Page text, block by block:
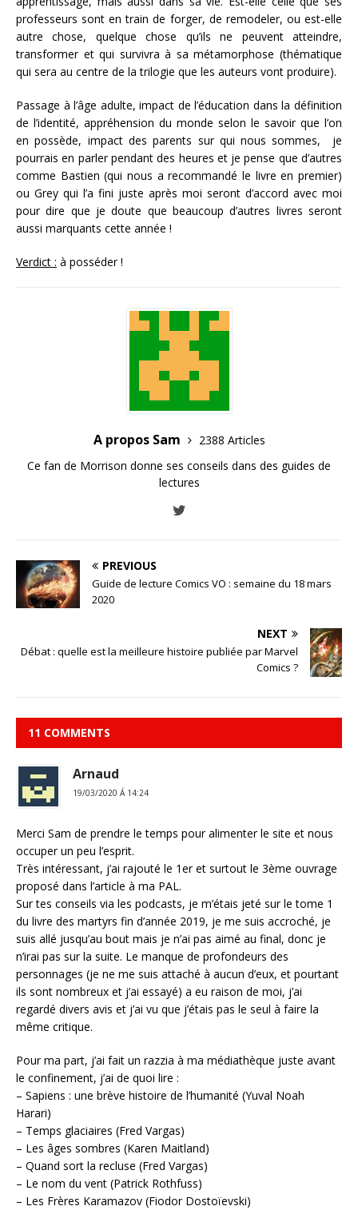
professeurs sont en train de forger, de remodeler, ou est-elle
autre chose, quelque chose qu’ils ne peuvent atteindre,
transformer et qui survivra à sa métamorphose (thématique
qui sera au centre de la trilogie que les auteurs vont produire).
Passage à l’âge adulte, impact de l’éducation dans la définition
de l’identité, appréhension du monde selon le savoir que l’on
en possède, impact des parents sur qui nous sommes, je
pourrais en parler pendant des heures et je pense que d’autres
comme Bastien (qui nous a recommandé le livre en premier)
ou Grey qui l’a fini juste après moi seront d’accord avec moi
pour dire que je doute que beaucoup d’autres livres seront
aussi marquants cette année !
Verdict : à posséder !
A propos Sam
2388 Articles
Ce fan de Morrison donne ses conseils dans des guides de
lectures
PREVIOUS
Guide de lecture Comics VO : semaine du 18 mars
2020
NEXT
Débat : quelle est la meilleure histoire publiée par Marvel
Comics ?
11 COMMENTS
Arnaud
19/03/2020 Á 14:24
Merci Sam de prendre le temps pour alimenter le site et nous
occuper un peu l’esprit.
Très intéressant, j’ai rajouté le 1er et surtout le 3ème ouvrage
proposé dans l’article à ma PAL.
Sur tes conseils via les podcasts, je m’étais jeté sur le tome 1
du livre des martyrs fin d’année 2019, je me suis accroché, je
suis allé jusqu’au bout mais je n’ai pas aimé au final, donc je
n’irai pas sur la suite. Le manque de profondeurs des
personnages (je ne me suis attaché à aucun d’eux, et pourtant
ils sont nombreux et j’ai essayé) a eu raison de moi, j’ai
regardé divers avis et j’ai vu que j’étais pas le seul à faire la
même critique.
Pour ma part, j’ai fait un razzia à ma médiathèque juste avant
le confinement, j’ai de quoi lire :
– Sapiens : une brève histoire de l’humanité (Yuval Noah
Harari)
– Temps glaciaires (Fred Vargas)
– Les âges sombres (Karen Maitland)
– Quand sort la recluse (Fred Vargas)
– Le nom du vent (Patrick Rothfuss)
– Les Frères Karamazov (Fiodor Dostoïevski)